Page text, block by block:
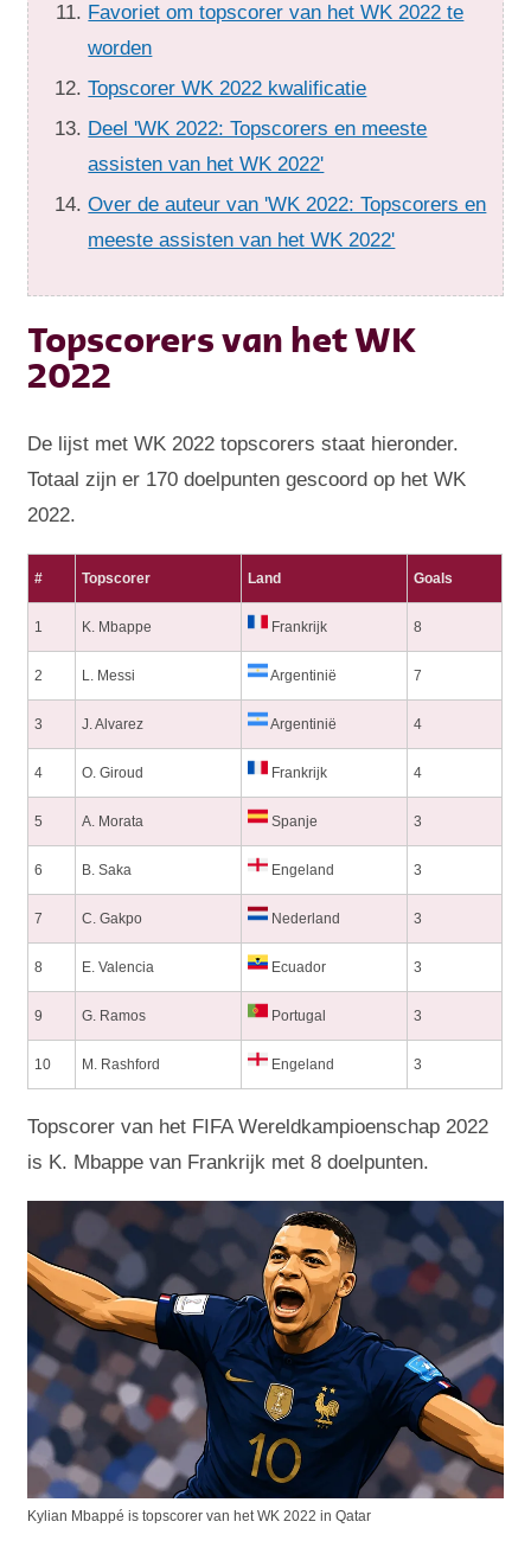
Favoriet om topscorer van het WK 2022 te
worden
Topscorer WK 2022 kwalificatie
Deel 'WK 2022: Topscorers en meeste
assisten van het WK 2022'
Over de auteur van 'WK 2022: Topscorers en
meeste assisten van het WK 2022'
Topscorers van het WK
2022
De lijst met WK 2022 topscorers staat hieronder.
Totaal zijn er 170 doelpunten gescoord op het WK
2022.
# Topscorer Land Goals
1 K. Mbappe Frankrijk 8
2 L. Messi Argentinië 7
3 J. Alvarez Argentinië 4
4 O. Giroud Frankrijk 4
5 A. Morata Spanje 3
6 B. Saka Engeland 3
7 C. Gakpo Nederland 3
8 E. Valencia Ecuador 3
9 G. Ramos Portugal 3
10 M. Rashford Engeland 3
Topscorer van het FIFA Wereldkampioenschap 2022
is K. Mbappe van Frankrijk met 8 doelpunten.
Kylian Mbappé is topscorer van het WK 2022 in Qatar